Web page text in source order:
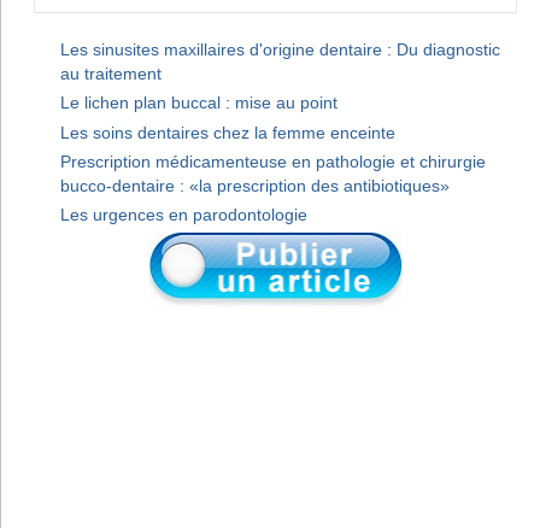
Les sinusites maxillaires d'origine dentaire : Du diagnostic
au traitement
Le lichen plan buccal : mise au point
Les soins dentaires chez la femme enceinte
Prescription médicamenteuse en pathologie et chirurgie
bucco-dentaire : «la prescription des antibiotiques»
Les urgences en parodontologie